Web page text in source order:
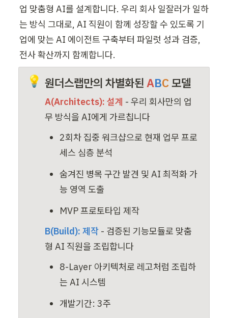
업 맞춤형 AI를 설계합니다. 우리 회사 일잘러가 일하
는 방식 그대로, AI 직원이 함께 성장할 수 있도록 기
업에 맞는 AI 에이전트 구축부터 파일럿 성과 검증,
전사 확산까지 함께합니다.
💡 원더스랩만의 차별화된 ABC 모델
A(Architects): 설계 - 우리 회사만의 업
무 방식을 AI에게 가르칩니다
2회차 집중 워크샵으로 현재 업무 프로
세스 심층 분석
숨겨진 병목 구간 발견 및 AI 최적화 가
능 영역 도출
MVP 프로토타입 제작
B(Build): 제작 - 검증된 기능모듈로 맞춤
형 AI 직원을 조립합니다
8-Layer 아키텍처로 레고처럼 조립하
는 AI 시스템
개발기간: 3주